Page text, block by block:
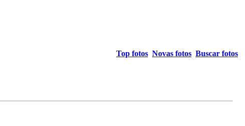
Top fotos Novas fotos Buscar fotos